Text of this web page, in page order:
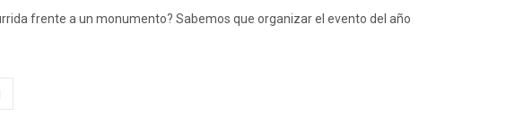
frente a un monumento? Sabemos que organizar el evento del año